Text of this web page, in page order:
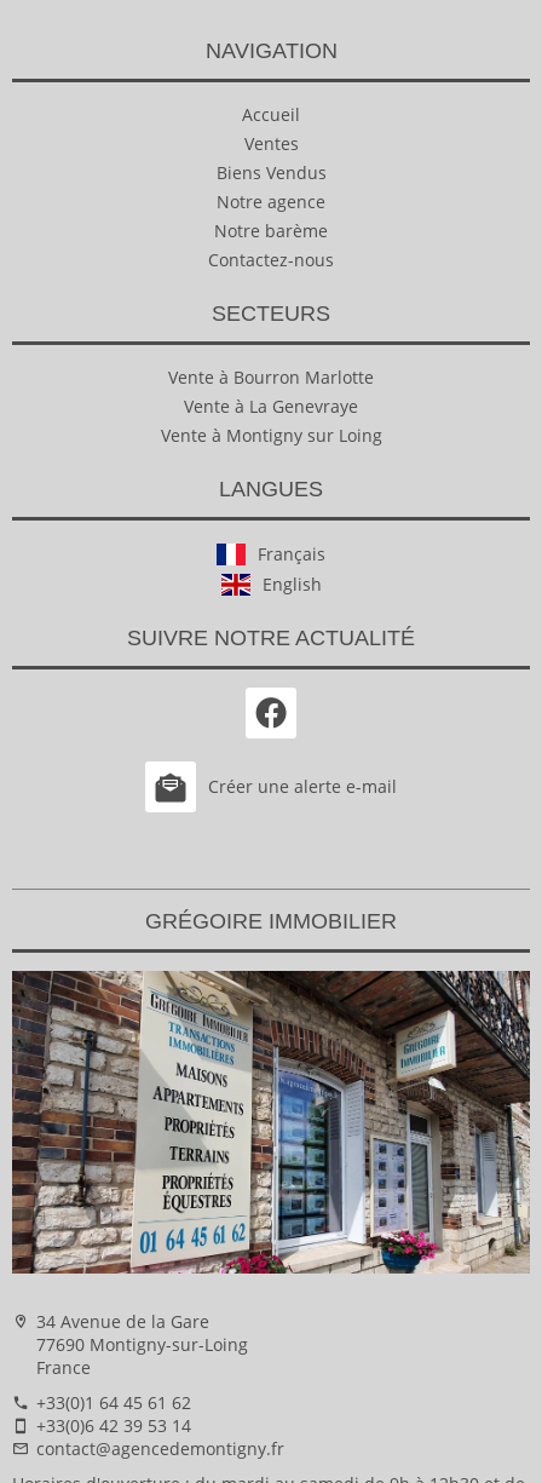
NAVIGATION
Accueil
Ventes
Biens Vendus
Notre agence
Notre barème
Contactez-nous
SECTEURS
Vente à Bourron Marlotte
Vente à La Genevraye
Vente à Montigny sur Loing
LANGUES
Français
English
SUIVRE NOTRE ACTUALITÉ
Créer une alerte e-mail
GRÉGOIRE IMMOBILIER
34 Avenue de la Gare
77690 Montigny-sur-Loing
France
+33(0)1 64 45 61 62
+33(0)6 42 39 53 14
contact@agencedemontigny.fr